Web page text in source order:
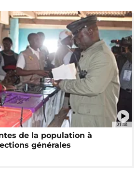
01:48
de la population à
générales